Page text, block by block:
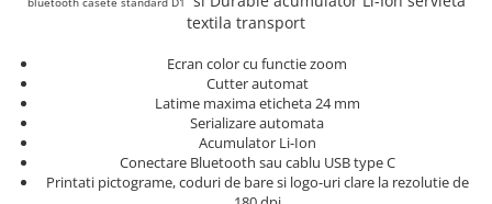
Etichete cabluri Aimo Phomemo
Etichete Aimo Phomemo M110 |
M200 | M220
Etichete Aimo rotunde
Etichete bijuterii Aimo Phomemo
Dymo
Batoane silicon pentru decoratiuni
Batoane silicon Rapid Fun to Fix
Batoane silicon PVC/ Cabluri
Batoane silicon pluta
Batoane silicon piele intoarsa
Duze pentru pistoale de lipit
Truse de chei WERA
electrieni
Extractor conectori Engineer
Geanta | Rucsac pentru scule
Instrumente recuperatoare
magnetice
textila transport
Ecran color cu functie zoom
Cutter automat
Latime maxima eticheta 24 mm
Serializare automata
Acumulator Li-Ion
Conectare Bluetooth sau cablu USB type C
Printati pictograme, coduri de bare si logo-uri clare la rezolutie de